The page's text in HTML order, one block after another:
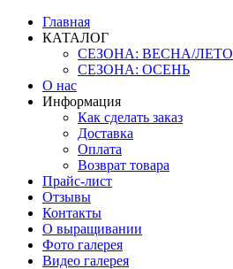
Главная
КАТАЛОГ
СЕЗОНА: ВЕСНА/ЛЕТО
СЕЗОНА: ОСЕНЬ
О нас
Информация
Как сделать заказ
Доставка
Оплата
Возврат товара
Прайс-лист
Отзывы
Контакты
О выращивании
Фото галерея
Видео галерея